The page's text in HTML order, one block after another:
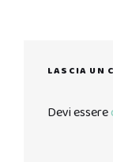
LASCIA UN
Devi essere